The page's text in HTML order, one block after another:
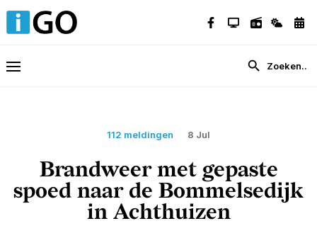
112 meldingen 8 Jul
Brandweer met gepaste
spoed naar de Bommelsedijk
in Achthuizen